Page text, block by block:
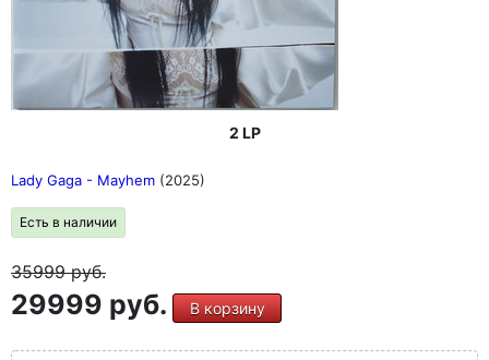
2 LP
Lady Gaga - Mayhem (2025)
Есть в наличии
35999руб.
29999 руб. В корзину